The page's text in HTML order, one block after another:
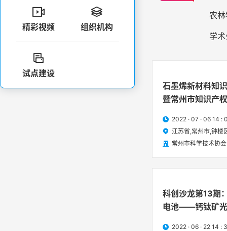

精彩视频

组织机构

试点建设
农
学
石墨烯新材料知
暨常州市知识产
 2022 · 07 · 06
 江苏省,常州市,钟楼
 常州市科学技术协会
科创沙龙第13期
电池——钙钛矿
 2022 · 06 · 22